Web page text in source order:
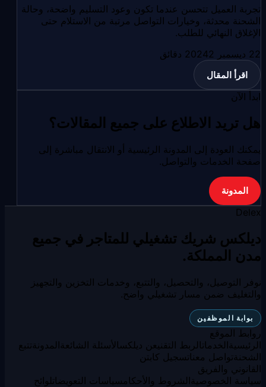
تجربة العميل تتحسن عندما تكون وعود التسليم واضحة، وحالة
الشحنة محدثة، وخيارات التواصل مرتبة من الاستلام حتى
الإغلاق النهائي للطلب.
22 ديسمبر 2024
2 دقائق
اقرأ المقال
ابدأ الآن
هل تريد الاطلاع على جميع المقالات؟
يمكنك العودة إلى المدونة الرئيسية أو الانتقال مباشرة إلى
صفحة الخدمات والتواصل.
المدونة
Delex
ديلكس شريك تشغيلي للمتاجر في جميع
مدن المملكة.
نوفر التوصيل، والتحصيل، والتتبع، وخدمات التخزين والتجهيز
والتغليف ضمن مسار تشغيلي واضح.
بوابة الموظفين
روابط الموقع
الرئيسيةالخدماتالربط التقنيعن ديلكسالأسئلة الشائعةالمدونةتتبع
الشحنةتواصل معناتسجيل كابتن
القانوني والفريق
سياسة الخصوصيةالشروط والأحكامسياسات التعويضاتلوائح